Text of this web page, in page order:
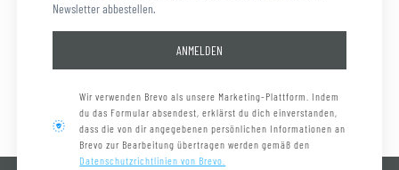
Newsletter abbestellen.
ANMELDEN
Wir verwenden Brevo als unsere Marketing-Plattform. Indem
du das Formular absendest, erklärst du dich einverstanden,
dass die von dir angegebenen persönlichen Informationen an
Brevo zur Bearbeitung übertragen werden gemäß den
Datenschutzrichtlinien von Brevo.